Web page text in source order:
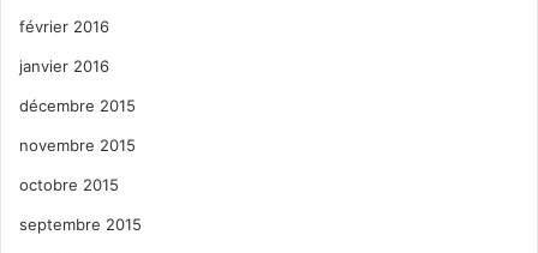
février 2016
janvier 2016
décembre 2015
novembre 2015
octobre 2015
septembre 2015